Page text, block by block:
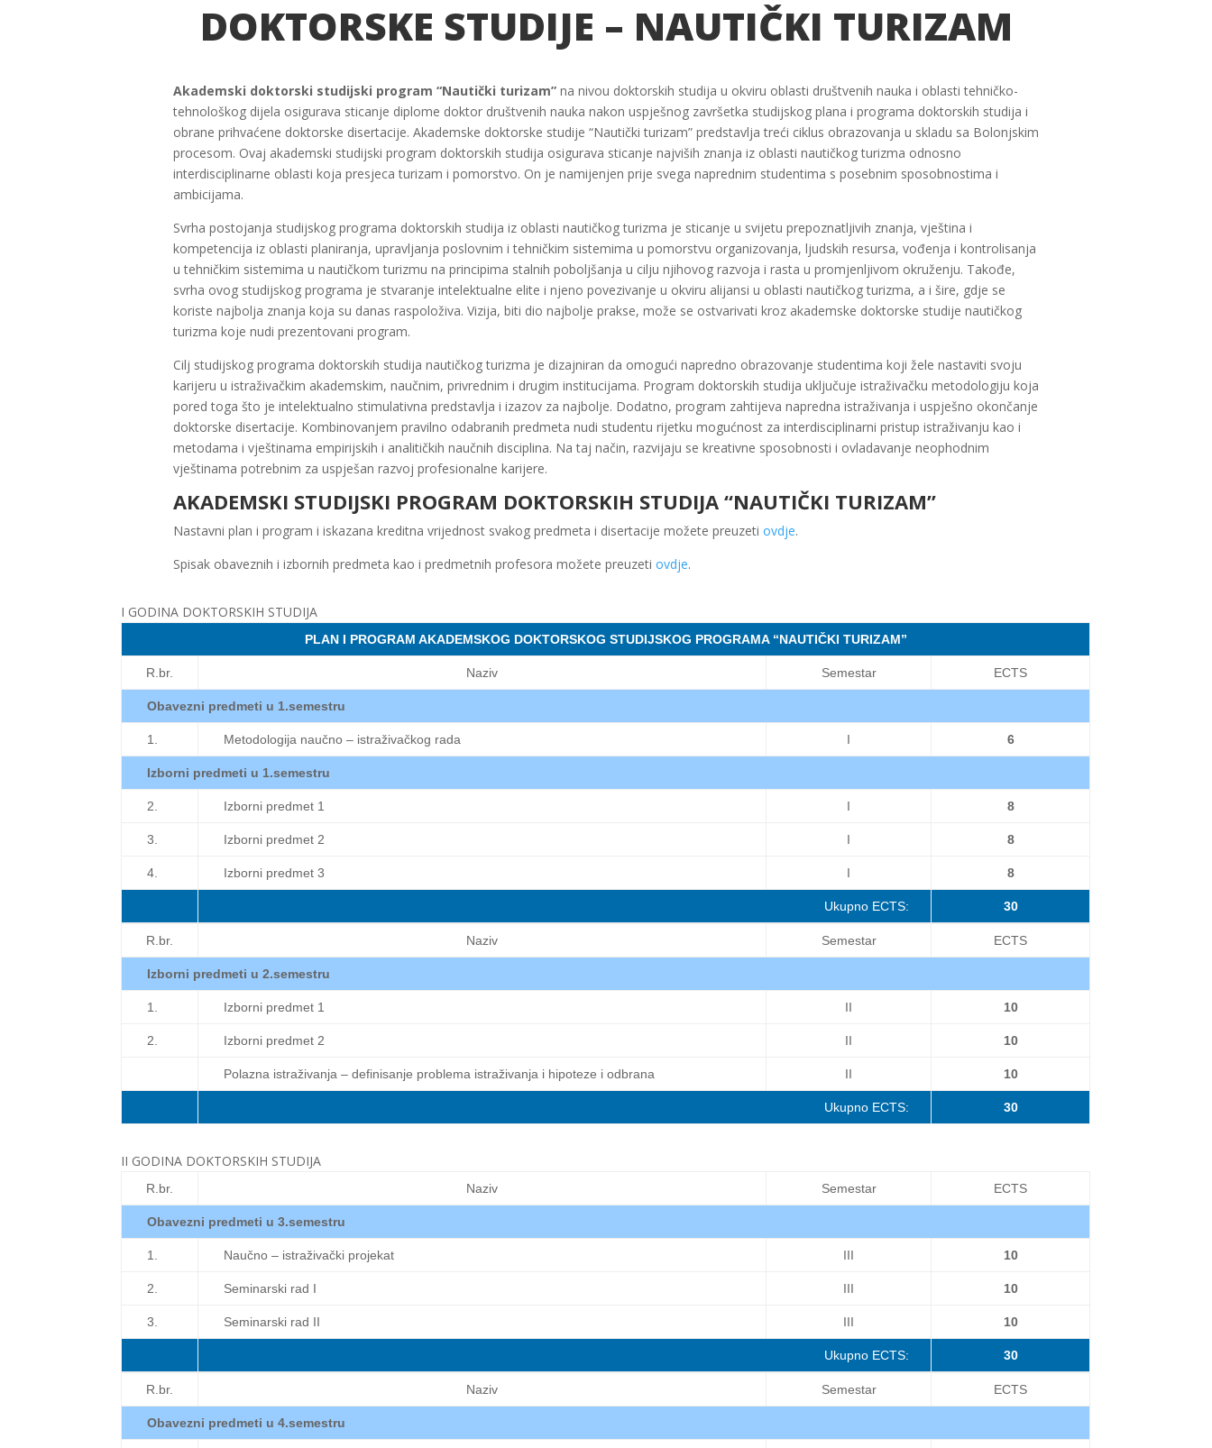
DOKTORSKE STUDIJE – NAUTIČKI TURIZAM
Akademski doktorski studijski program “Nautički turizam” na nivou doktorskih studija u okviru oblasti društvenih nauka i oblasti tehničko-
tehnološkog dijela osigurava sticanje diplome doktor društvenih nauka nakon uspješnog završetka studijskog plana i programa doktorskih studija i
obrane prihvaćene doktorske disertacije. Akademske doktorske studije “Nautički turizam” predstavlja treći ciklus obrazovanja u skladu sa Bolonjskim
procesom. Ovaj akademski studijski program doktorskih studija osigurava sticanje najviših znanja iz oblasti nautičkog turizma odnosno
interdisciplinarne oblasti koja presjeca turizam i pomorstvo. On je namijenjen prije svega naprednim studentima s posebnim sposobnostima i
ambicijama.
Svrha postojanja studijskog programa doktorskih studija iz oblasti nautičkog turizma je sticanje u svijetu prepoznatljivih znanja, vještina i
kompetencija iz oblasti planiranja, upravljanja poslovnim i tehničkim sistemima u pomorstvu organizovanja, ljudskih resursa, vođenja i kontrolisanja
u tehničkim sistemima u nautičkom turizmu na principima stalnih poboljšanja u cilju njihovog razvoja i rasta u promjenljivom okruženju. Takođe,
svrha ovog studijskog programa je stvaranje intelektualne elite i njeno povezivanje u okviru alijansi u oblasti nautičkog turizma, a i šire, gdje se
koriste najbolja znanja koja su danas raspoloživa. Vizija, biti dio najbolje prakse, može se ostvarivati kroz akademske doktorske studije nautičkog
turizma koje nudi prezentovani program.
Cilj studijskog programa doktorskih studija nautičkog turizma je dizajniran da omogući napredno obrazovanje studentima koji žele nastaviti svoju
karijeru u istraživačkim akademskim, naučnim, privrednim i drugim institucijama. Program doktorskih studija uključuje istraživačku metodologiju koja
pored toga što je intelektualno stimulativna predstavlja i izazov za najbolje. Dodatno, program zahtijeva napredna istraživanja i uspješno okončanje
doktorske disertacije. Kombinovanjem pravilno odabranih predmeta nudi studentu rijetku mogućnost za interdisciplinarni pristup istraživanju kao i
metodama i vještinama empirijskih i analitičkih naučnih disciplina. Na taj način, razvijaju se kreativne sposobnosti i ovladavanje neophodnim
vještinama potrebnim za uspješan razvoj profesionalne karijere.
AKADEMSKI STUDIJSKI PROGRAM DOKTORSKIH STUDIJA “NAUTIČKI TURIZAM”
Nastavni plan i program i iskazana kreditna vrijednost svakog predmeta i disertacije možete preuzeti ovdje.
Spisak obaveznih i izbornih predmeta kao i predmetnih profesora možete preuzeti ovdje.
I GODINA DOKTORSKIH STUDIJA
PLAN I PROGRAM AKADEMSKOG DOKTORSKOG STUDIJSKOG PROGRAMA “NAUTIČKI TURIZAM”
R.br. Naziv Semestar ECTS
Obavezni predmeti u 1.semestru
1. Metodologija naučno – istraživačkog rada I 6
Izborni predmeti u 1.semestru
2. Izborni predmet 1 I 8
3. Izborni predmet 2 I 8
4. Izborni predmet 3 I 8
Ukupno ECTS: 30
R.br. Naziv Semestar ECTS
Izborni predmeti u 2.semestru
1. Izborni predmet 1 II 10
2. Izborni predmet 2 II 10
Polazna istraživanja – definisanje problema istraživanja i hipoteze i odbrana II 10
Ukupno ECTS: 30
II GODINA DOKTORSKIH STUDIJA
R.br. Naziv Semestar ECTS
Obavezni predmeti u 3.semestru
1. Naučno – istraživački projekat III 10
2. Seminarski rad I III 10
3. Seminarski rad II III 10
Ukupno ECTS: 30
R.br. Naziv Semestar ECTS
Obavezni predmeti u 4.semestru